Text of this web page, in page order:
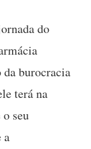
do
burocracia
terá na
seu
a